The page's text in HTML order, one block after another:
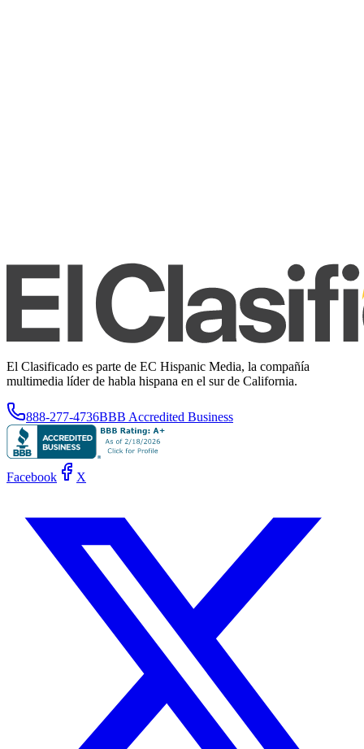
El Clasificado es parte de EC Hispanic Media, la compañía
multimedia líder de habla hispana en el sur de California.
888-277-4736BBB Accredited Business
Facebook X